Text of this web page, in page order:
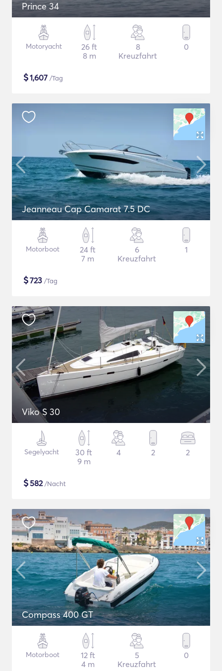
Prince 34
Motoryacht
26 ft
8 m
8
Kreuzfahrt
0
$1,607 /Tag
Jeanneau Cap Camarat 7.5 DC
Motorboot
24 ft
7 m
6
Kreuzfahrt
1
$723 /Tag
Viko S 30
Segelyacht
30 ft
9 m
4 2 2
$582/Nacht
Compass 400 GT
Motorboot
12 ft
4 m
5
Kreuzfahrt
0